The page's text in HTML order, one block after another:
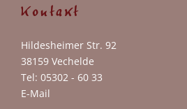
Kontakt
Hildesheimer Str. 92
38159 Vechelde
Tel: 05302 - 60 33
E-Mail